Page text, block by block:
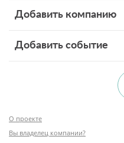
Добавить компанию
Добавить событие
О проекте
Вы владелец компании?